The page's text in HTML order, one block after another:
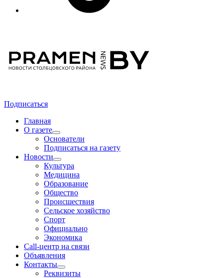
Подписаться
Главная
О газете
Основатели
Подписаться на газету
Новости
Культура
Медицина
Образование
Общество
Происшествия
Сельское хозяйство
Спорт
Официально
Экономика
Call-центр на связи
Объявления
Контакты
Реквизиты